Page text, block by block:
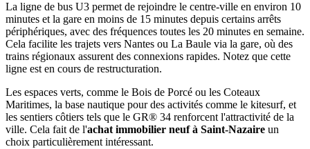
La ligne de bus U3 permet de rejoindre le centre-ville en environ 10
minutes et la gare en moins de 15 minutes depuis certains arrêts
périphériques, avec des fréquences toutes les 20 minutes en semaine.
Cela facilite les trajets vers Nantes ou La Baule via la gare, où des
trains régionaux assurent des connexions rapides. Notez que cette
ligne est en cours de restructuration.
Les espaces verts, comme le Bois de Porcé ou les Coteaux
Maritimes, la base nautique pour des activités comme le kitesurf, et
les sentiers côtiers tels que le GR® 34 renforcent l'attractivité de la
ville. Cela fait de l'achat immobilier neuf à Saint-Nazaire un
choix particulièrement intéressant.